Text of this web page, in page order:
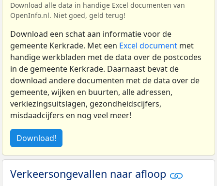
Download alle data in handige Excel documenten van
OpenInfo.nl. Niet goed, geld terug!
Download een schat aan informatie voor de
gemeente Kerkrade. Met een Excel document met
handige werkbladen met de data over de postcodes
in de gemeente Kerkrade. Daarnaast bevat de
download andere documenten met de data over de
gemeente, wijken en buurten, alle adressen,
verkiezingsuitslagen, gezondheidscijfers,
misdaadcijfers en nog veel meer!
Download!
Verkeersongevallen naar afloop